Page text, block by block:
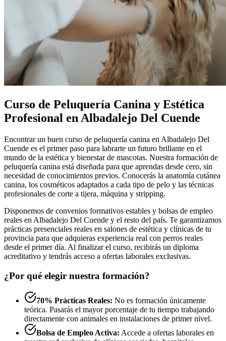
Curso de Peluquería Canina y Estética
Profesional en Albadalejo Del Cuende
Encontrar un buen curso de peluquería canina en Albadalejo Del
Cuende es el primer paso para labrarte un futuro brillante en el
mundo de la estética y bienestar de mascotas. Nuestra formación de
peluquería canina está diseñada para que aprendas desde cero, sin
necesidad de conocimientos previos. Conocerás la anatomía cutánea
canina, los cosméticos adaptados a cada tipo de pelo y las técnicas
profesionales de corte a tijera, máquina y stripping.
Disponemos de convenios formativos estables y bolsas de empleo
reales en Albadalejo Del Cuende y el resto del país. Te garantizamos
prácticas presenciales reales en salones de estética y clínicas de tu
provincia para que adquieras experiencia real con perros reales
desde el primer día. Al finalizar el curso, recibirás un diploma
acreditativo y tendrás acceso a ofertas laborales exclusivas.
¿Por qué elegir nuestra formación?
70% Prácticas Reales: No es formación únicamente
teórica. Pasarás el mayor porcentaje de tu tiempo trabajando
directamente con animales en instalaciones de primer nivel.
Bolsa de Empleo Activa: Accede a ofertas laborales en